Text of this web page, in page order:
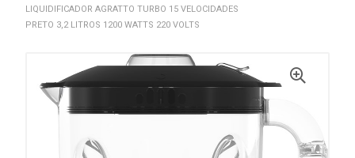
LIQUIDIFICADOR AGRATTO TURBO 15 VELOCIDADES
PRETO 3,2 LITROS 1200 WATTS 220 VOLTS